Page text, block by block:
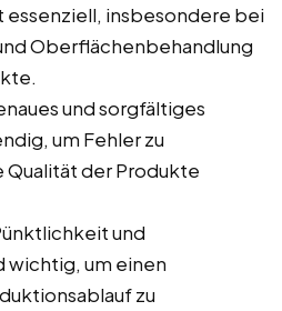
essenziell, insbesondere bei
Oberflächenbehandlung
und sorgfältiges
um Fehler zu
Qualität der Produkte
und
wichtig, um einen
zu